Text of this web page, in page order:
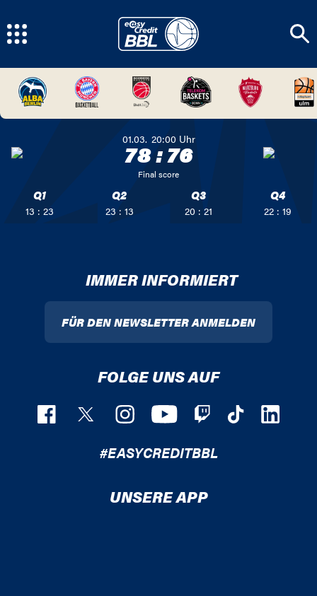
01.03. 20:00 Uhr
78:76
Final score
Q1
13 : 23
Q2
23 : 13
Q3
20 : 21
Q4
22 : 19
IMMER INFORMIERT
FÜR DEN NEWSLETTER ANMELDEN
FOLGE UNS AUF
#EASYCREDITBBL
UNSERE APP